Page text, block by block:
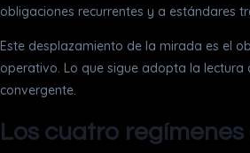
obligaciones recurrentes y a estándares
Este desplazamiento de la mirada es el
operativo. Lo que sigue adopta la lectura
convergente.
Los cuatro